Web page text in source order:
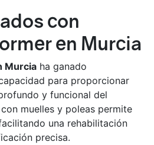
con
en Murcia
Murcia ha ganado
para proporcionar
y funcional del
muelles y poleas permite
una rehabilitación
precisa.